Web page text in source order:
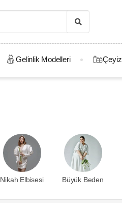
Gelinlik Modelleri Çeyiz
Nikah Elbisesi Büyük Beden